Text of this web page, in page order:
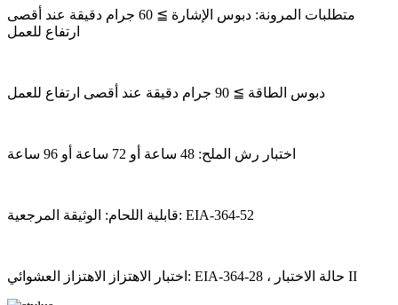
متطلبات المرونة: دبوس الإشارة ≧ 60 جرام دقيقة عند أقصى
ارتفاع للعمل
دبوس الطاقة ≧ 90 جرام دقيقة عند أقصى ارتفاع للعمل
اختبار رش الملح: 48 ساعة أو 72 ساعة أو 96 ساعة
قابلية اللحام: الوثيقة المرجعية: EIA-364-52
اختبار الاهتزاز الاهتزاز العشوائي: EIA-364-28 ، حالة الاختبار II